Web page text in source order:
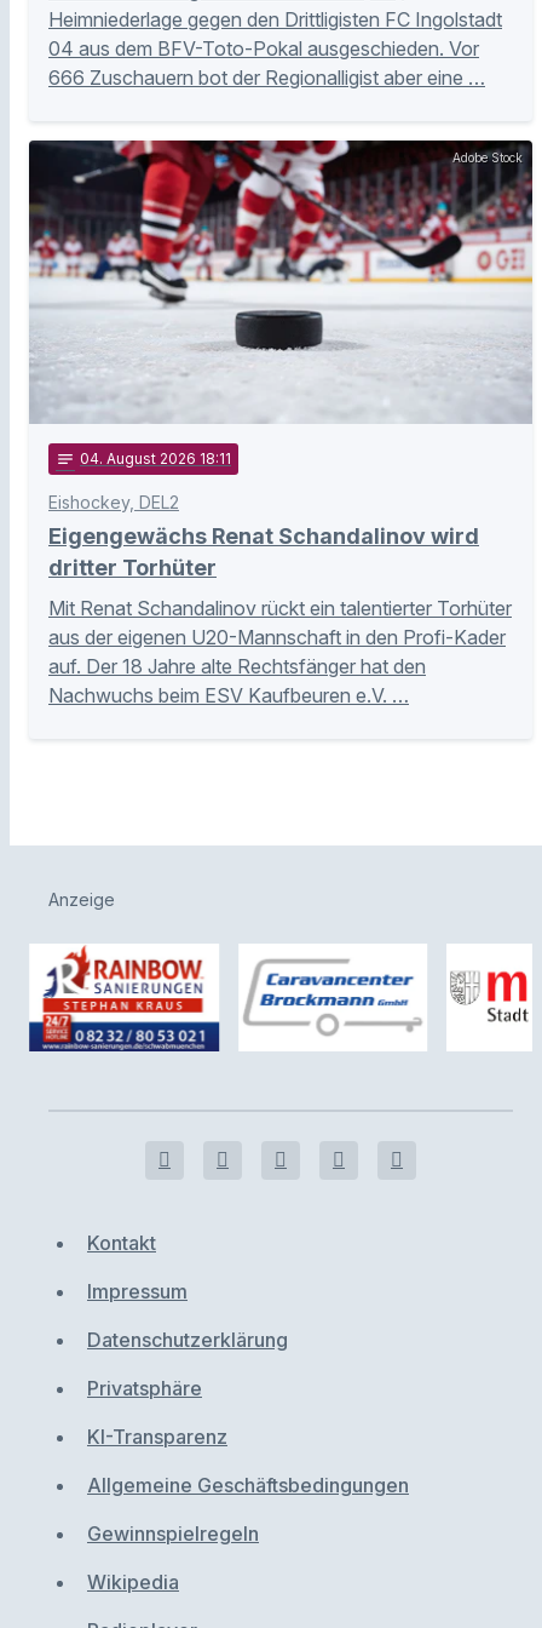
Heimniederlage gegen den Drittligisten FC Ingolstadt
04 aus dem BFV-Toto-Pokal ausgeschieden. Vor
666 Zuschauern bot der Regionalligist aber eine …
Adobe Stock
notes 04. August 2026 18:11
Eishockey, DEL2
Eigengewächs Renat Schandalinov wird
dritter Torhüter
Mit Renat Schandalinov rückt ein talentierter Torhüter
aus der eigenen U20-Mannschaft in den Profi-Kader
auf. Der 18 Jahre alte Rechtsfänger hat den
Nachwuchs beim ESV Kaufbeuren e.V. …
Anzeige
Kontakt
Impressum
Datenschutzerklärung
Privatsphäre
KI-Transparenz
Allgemeine Geschäftsbedingungen
Gewinnspielregeln
Wikipedia